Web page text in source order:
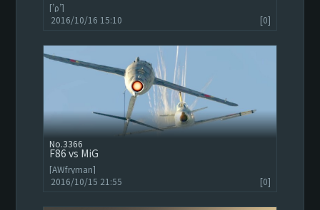
[’ρ’]
2016/10/16 15:10
[0]
3366
F86 vs MiG
[AWfryman]
2016/10/15 21:55
[0]